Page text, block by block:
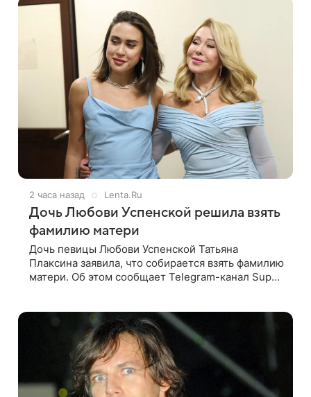
2 часа назад Lenta.Ru
Дочь Любови Успенской решила взять
фамилию матери
Дочь певицы Любови Успенской Татьяна
Плаксина заявила, что собирается взять фамилию
матери. Об этом сообщает Telegram-канал Super.